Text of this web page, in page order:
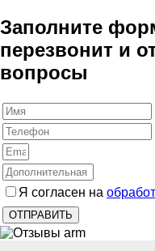
Заполните
перезвонит и
вопросы
Я согласен на